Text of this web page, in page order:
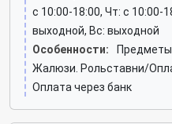
c 10:00-18:00, Чт: c 10:00-
выходной, Вс: выходной
Особенности:
Жалюзи. Рольставни/
Оплата через банк